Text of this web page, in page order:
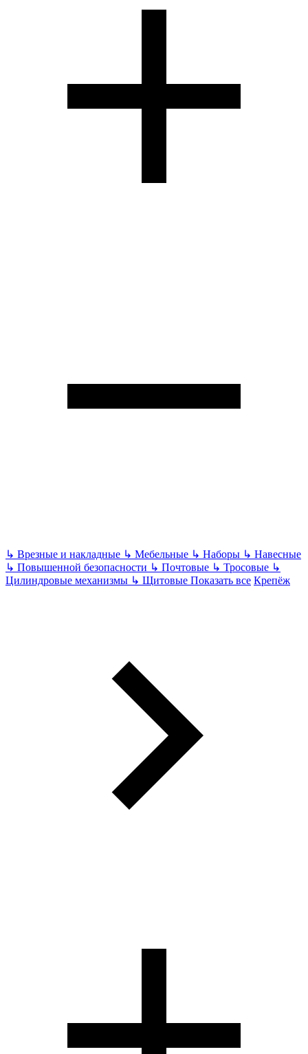
↳ Врезные и накладные ↳ Мебельные ↳ Наборы ↳ Навесные
↳ Повышенной безопасности ↳ Почтовые ↳ Тросовые ↳
Цилиндровые механизмы ↳ Щитовые Показать все Крепёж